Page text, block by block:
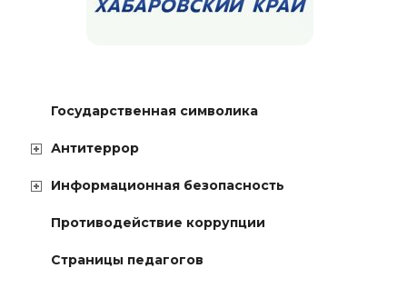
Государственная символика
Антитеррор
Информационная безопасность
Противодействие коррупции
Страницы педагогов